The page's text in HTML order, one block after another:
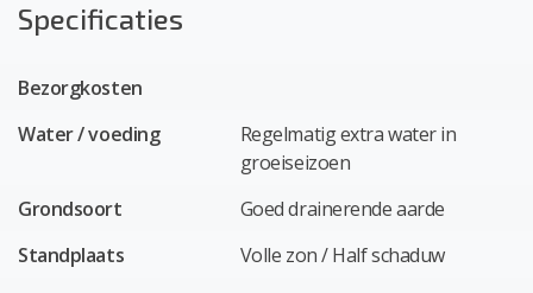
Specificaties
Bezorgkosten
Water / voeding
Regelmatig extra water in
groeiseizoen
Grondsoort
Goed drainerende aarde
Standplaats
Volle zon / Half schaduw